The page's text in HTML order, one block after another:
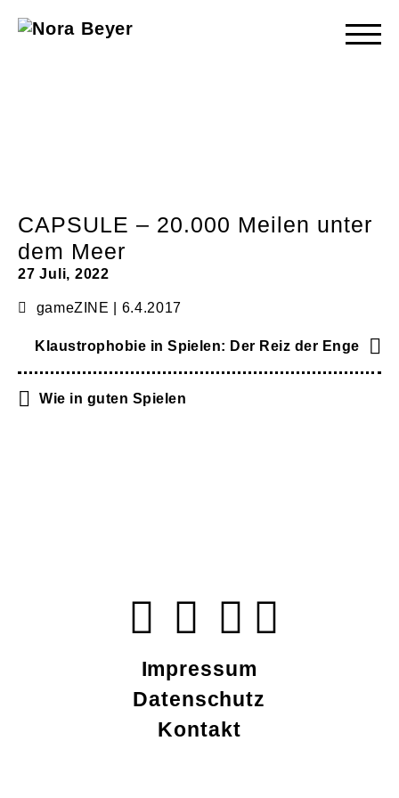
CAPSULE – 20.000 Meilen unter
dem Meer
27 Juli, 2022
gameZINE | 6.4.2017
Klaustrophobie in Spielen: Der Reiz der Enge
Wie in guten Spielen
Impressum
Datenschutz
Kontakt